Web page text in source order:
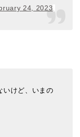
24, 2023
いけど、いまの